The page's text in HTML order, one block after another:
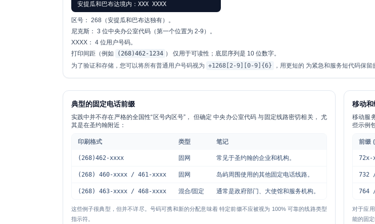
安提瓜和巴布达境内：XXX XXXX
区号： 268（安提瓜和巴布达独有）。
尼克斯： 3 位中央办公室代码（第一个位置为 2-9）。
XXXX： 4 位用户号码。
打印间距（例如
(268)462-1234 ） 仅用于可读性；底层序列是 10 位数字。
为了验证和存储，您可以将所有普通用户号码视为 +1268[2-9][0-9]{6} ，用更短的 为紧急和服务短代码保留
典型的固定电话前缀
实践中并不存在严格的全国性“区号内区号”， 但确定中央办公室代码 与固定线路密切相关， 尤
其是在圣约翰附近：
印刷格式 类型 笔记
(268)462-xxxx 固网 常见于圣约翰的企业和机构。
(268) 460-xxxx / 461-xxxx 固网 岛屿周围使用的其他固定电话线路。
(268) 463-xxxx / 468-xxxx 混合/固定 通常是政府部门、大使馆和服务机构。
这些例子很典型，但并不详尽。号码可携和新的分配意味着 特定前缀不应被视为 100% 可靠的线路类型
指示符。
移动
移动服
些示例
前缀
72x-
732
764
对于应
能的固定